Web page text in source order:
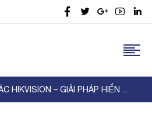
HIKVISION – GIẢI PHÁP HIỂN ...